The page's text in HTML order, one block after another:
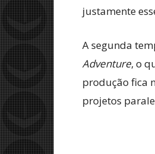
justamente
A segunda
Adventure, o
produção fica
projetos